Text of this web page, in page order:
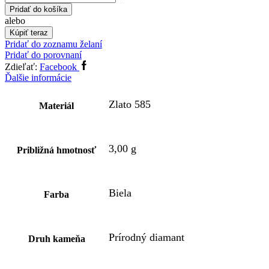
Pridať do košíka
alebo
Kúpiť teraz
Pridať do zoznamu želaní
Pridať do porovnaní
Zdieľať: Facebook
Ďalšie informácie
Materiál Zlato 585
Približná hmotnosť 3,00 g
Farba Biela
Druh kameňa Prírodný diamant